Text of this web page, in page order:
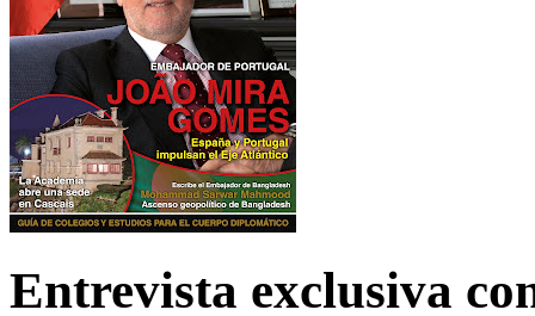
Entrevista exclusiva